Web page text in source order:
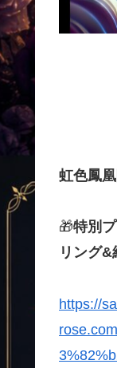
虹色鳳
🎁特別
リング&
https://